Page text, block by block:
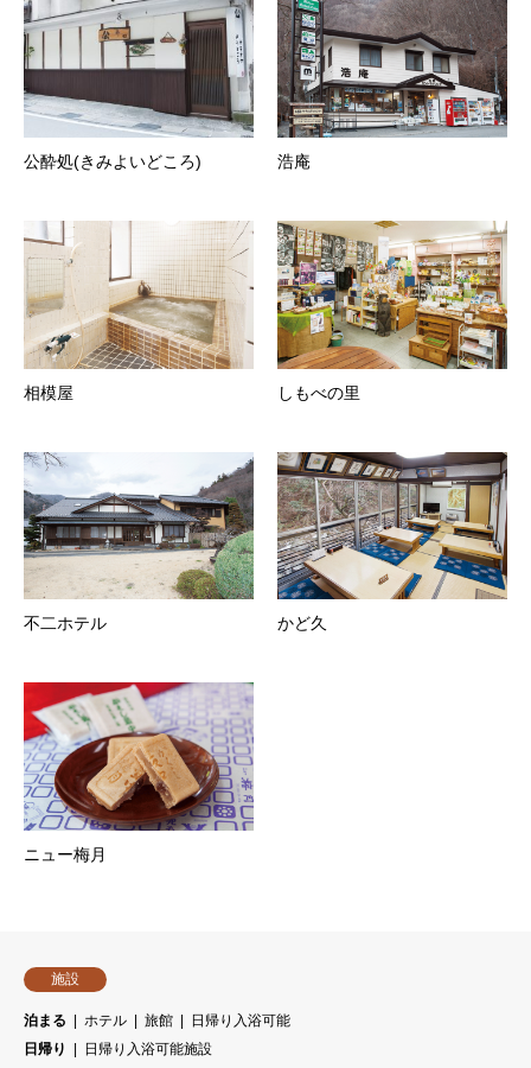
公酔処(きみよいどころ) 浩庵
相模屋 しもべの里
不二ホテル かど久
ニュー梅月
施設
泊まる ホテル 旅館
日帰り入浴可能
日帰り
日帰り入浴可能施設